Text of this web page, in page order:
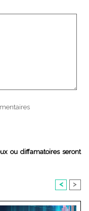
ou diffamatoires seront
< >